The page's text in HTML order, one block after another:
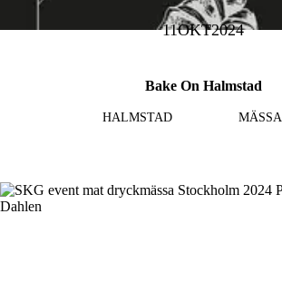
11OKT2024
Bake On Halmstad
HALMSTAD MÄSSA